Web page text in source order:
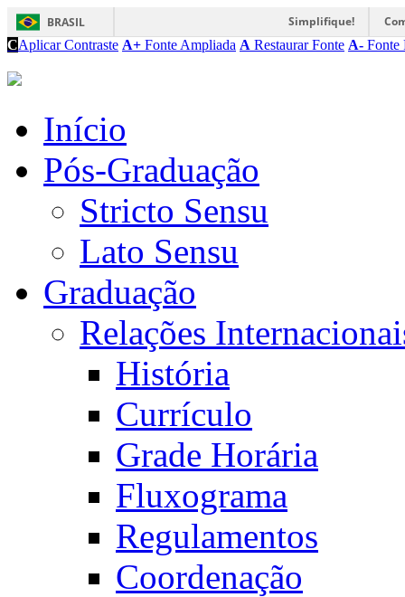
BRASIL Simplifique!
CAplicar Contraste A+ Fonte Ampliada A Restaurar Fonte A- Fonte
Início
Pós-Graduação
Stricto Sensu
Lato Sensu
Graduação
Relações
História
Currículo
Grade Horária
Fluxograma
Regulamentos
Coordenação